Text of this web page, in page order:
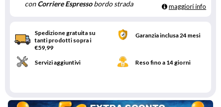
conCorriere Espressobordo strada maggiori info
Spedizione gratuita su
tanti prodotti sopra i
€59,99
Garanzia inclusa 24 mesi
Servizi aggiuntivi Reso fino a 14 giorni